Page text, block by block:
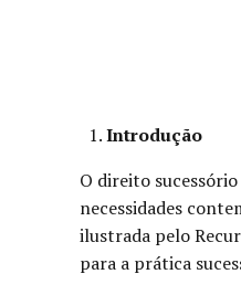
Introdução
O direito
necessidades
ilustrada pelo
para a prática